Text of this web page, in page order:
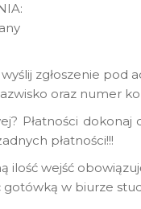
zgłoszenie pod
oraz numer
Płatności
płatności!!!
ilość wejść
gotówką w biurze